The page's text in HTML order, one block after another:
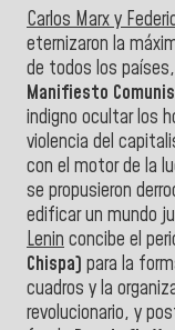
Carlos Marx y
eternizaron la
de todos los
Manifiesto
indigno ocultar los
violencia del
con el motor de la
se propusieron
edificar un mundo
Leninconcibe el
Chispa) para la
cuadros y la
revolucionario, y